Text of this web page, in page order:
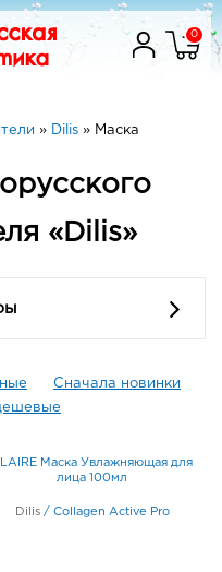
0
» Dilis» Маска
«Dilis»
Сначала новинки
Маска Увлажняющая для
лица 100мл
Dilis / Collagen Active Pro